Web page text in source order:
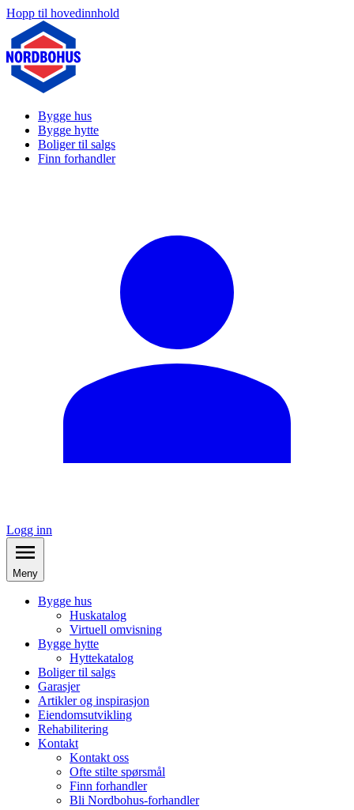
Hopp til hovedinnhold
Bygge hus
Bygge hytte
Boliger til salgs
Finn forhandler
Logg inn
Meny
Bygge hus
Huskatalog
Virtuell omvisning
Bygge hytte
Hyttekatalog
Boliger til salgs
Garasjer
Artikler og inspirasjon
Eiendomsutvikling
Rehabilitering
Kontakt
Kontakt oss
Ofte stilte spørsmål
Finn forhandler
Bli Nordbohus-forhandler